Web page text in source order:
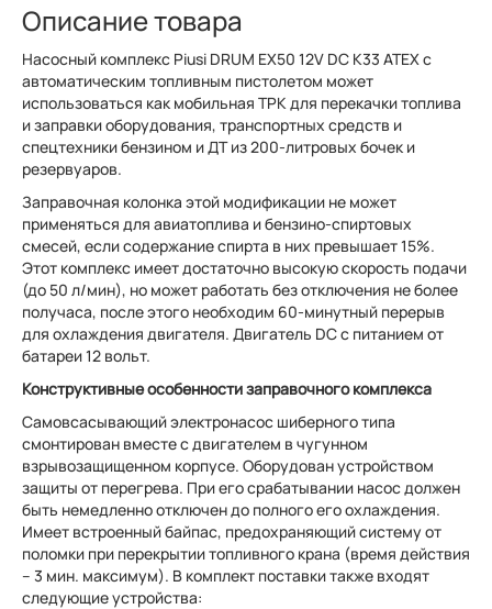
Описание товара
Насосный комплекс Piusi DRUM EX50 12V DC K33 ATEX с
автоматическим топливным пистолетом может
использоваться как мобильная ТРК для перекачки топлива
и заправки оборудования, транспортных средств и
спецтехники бензином и ДТ из 200-литровых бочек и
резервуаров.
Заправочная колонка этой модификации не может
применяться для авиатоплива и бензино-спиртовых
смесей, если содержание спирта в них превышает 15%.
Этот комплекс имеет достаточно высокую скорость подачи
(до 50 л/мин), но может работать без отключения не более
получаса, после этого необходим 60-минутный перерыв
для охлаждения двигателя. Двигатель DC с питанием от
батареи 12 вольт.
Конструктивные особенности заправочного комплекса
Самовсасывающий электронасос шиберного типа
смонтирован вместе с двигателем в чугунном
взрывозащищенном корпусе. Оборудован устройством
защиты от перегрева. При его срабатывании насос должен
быть немедленно отключен до полного его охлаждения.
Имеет встроенный байпас, предохраняющий систему от
поломки при перекрытии топливного крана (время действия
– 3 мин. максимум). В комплект поставки также входят
следующие устройства: